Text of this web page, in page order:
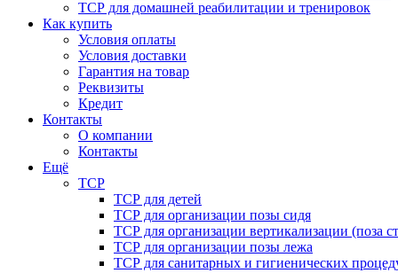
ТСР для домашней реабилитации и тренировок
Как купить
Условия оплаты
Условия доставки
Гарантия на товар
Реквизиты
Кредит
Контакты
О компании
Контакты
Ещё
ТСР
ТСР для детей
ТСР для организации позы сидя
ТСР для организации вертикализации (поза
ТСР для организации позы лежа
ТСР для санитарных и гигиенических